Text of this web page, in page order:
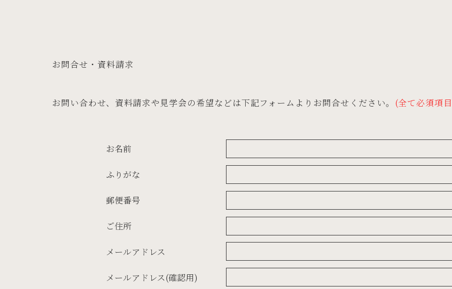
お問合せ・資料請求
お問い合わせ、資料請求や見学会の希望などは下記フォームよりお問合せください。 (全て必須項
お名前
ふりがな
郵便番号
ご住所
メールアドレス
メールアドレス(確認用)